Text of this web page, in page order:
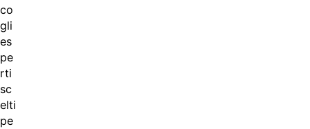
co
gli
es
pe
rti
sc
elti
pe